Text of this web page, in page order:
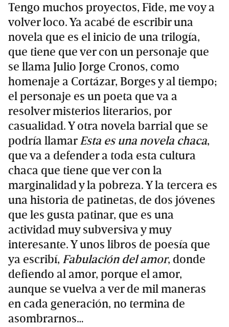
Tengo muchos proyectos, Fide, me voy a
volver loco. Ya acabé de escribir una
novela que es el inicio de una trilogía,
que tiene que ver con un personaje que
se llama Julio Jorge Cronos, como
homenaje a Cortázar, Borges y al tiempo;
el personaje es un poeta que va a
resolver misterios literarios, por
casualidad. Y otra novela barrial que se
podría llamarEsta es una novela chaca,
que va a defender a toda esta cultura
chaca que tiene que ver con la
marginalidad y la pobreza. Y la tercera es
una historia de patinetas, de dos jóvenes
que les gusta patinar, que es una
actividad muy subversiva y muy
interesante. Y unos libros de poesía que
ya escribí, Fabulación del amor, donde
defiendo al amor, porque el amor,
aunque se vuelva a ver de mil maneras
en cada generación, no termina de
asombrarnos…